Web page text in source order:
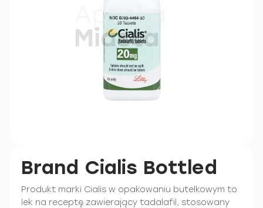
Brand Cialis Bottled
Produkt marki Cialis w opakowaniu butelkowym to
lek na receptę zawierający tadalafil, stosowany